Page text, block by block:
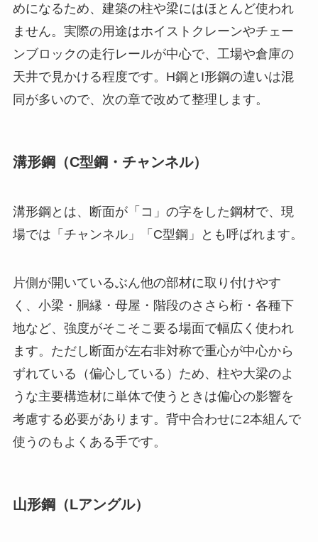
めになるため、建築の柱や梁にはほとんど使われ
ません。実際の用途はホイストクレーンやチェー
ンブロックの走行レールが中心で、工場や倉庫の
天井で見かける程度です。H鋼とI形鋼の違いは混
同が多いので、次の章で改めて整理します。
溝形鋼（C型鋼・チャンネル）
溝形鋼とは、断面が「コ」の字をした鋼材で、現
場では「チャンネル」「C型鋼」とも呼ばれます。
片側が開いているぶん他の部材に取り付けやす
く、小梁・胴縁・母屋・階段のささら桁・各種下
地など、強度がそこそこ要る場面で幅広く使われ
ます。ただし断面が左右非対称で重心が中心から
ずれている（偏心している）ため、柱や大梁のよ
うな主要構造材に単体で使うときは偏心の影響を
考慮する必要があります。背中合わせに2本組んで
使うのもよくある手です。
山形鋼（Lアングル）